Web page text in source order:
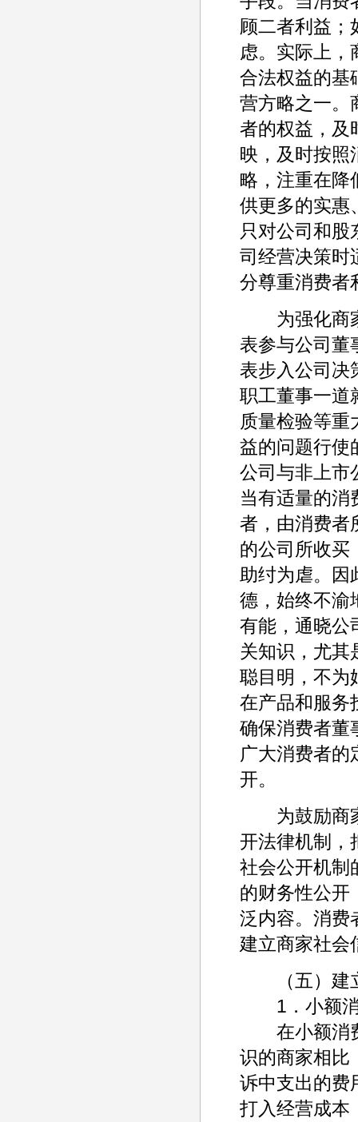
顾二者利益；
虑。实际上，
合法权益的基
营方略之一。
者的权益，及
映，及时按照
略，注重在降
供更多的实惠
只对公司和股
司经营决策时
分尊重消费者
为强化商家
表参与公司董
表步入公司决
职工董事一道
质量检验等重
益的问题行使
公司与非上市
当有适量的消
者，由消费者
的公司所收买
助纣为虐。因
德，始终不渝
有能，通晓公
关知识，尤其
聪目明，不为
在产品和服务
确保消费者董
广大消费者的
开。
为鼓励商家
开法律机制，
社会公开机制
的财务性公开
泛内容。消费
建立商家社会
（五）建
1．小额消
在小额消费
识的商家相比
诉中支出的费
打入经营成本